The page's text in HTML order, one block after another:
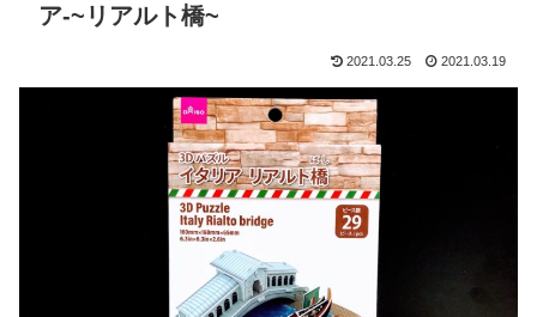
ア-~リアルト橋~
2021.03.25 2021.03.19